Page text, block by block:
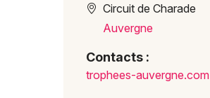
Circuit de Charade
Auvergne
Contacts :
trophees-auvergne.com